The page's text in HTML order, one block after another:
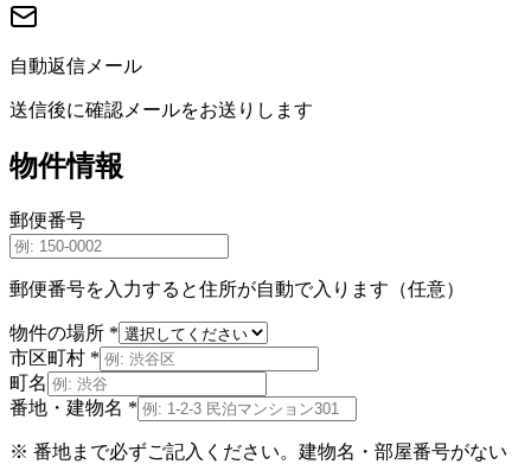
自動返信メール
送信後に確認メールをお送りします
物件情報
郵便番号
郵便番号を入力すると住所が自動で入ります（任意）
物件の場所 *
市区町村 *
町名
番地・建物名 *
※ 番地まで必ずご記入ください。建物名・部屋番号がない